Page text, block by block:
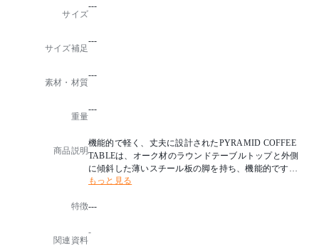
サイズ
---
サイズ補足
---
素材・材質
---
重量
---
商品説明
機能的で軽く、丈夫に設計されたPYRAMID COFFEE
TABLEは、オーク材のラウンドテーブルトップと外側
に傾斜した薄いスチール板の脚を持ち、機能的ですっ
きりした表現を生み出しています。
たヴィム・リートフェルトが最初に制作したCUTOUT
ションで復刻したプロダクトです。
もっと見る
特徴---
関連資料
-